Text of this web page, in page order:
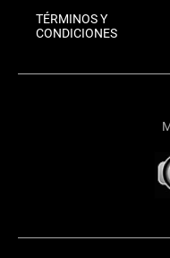
TÉRMINOS Y
CONDICIONES